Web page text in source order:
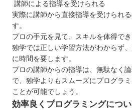
講師による指導を受けられる
実際に講師から直接指導を受けられ
す。
プロの手元を見て、スキルを体得で
独学では正しい学習方法がわからず
に時間を要します。
プロの講師からの指導は、無駄なく
で、独学よりもスムーズにプログラ
ことが可能でしょう。
効率良くプログラミングにつ